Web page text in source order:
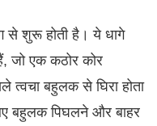
से शुरू होती है। ये धागे
जो एक कठोर कोर
त्वचा बहुलक से घिरा होता
बहुलक पिघलने और बाहर